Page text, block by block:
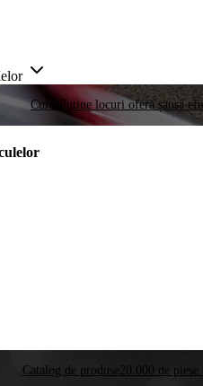
Curse Puține locuri oferă șansa
Catalog de produse 20.000 de